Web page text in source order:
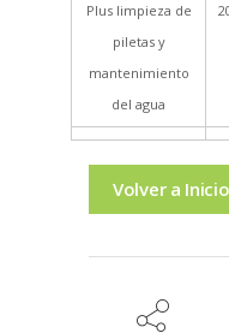
Plus limpieza de
piletas y
mantenimiento
del agua
Volver a Inicio